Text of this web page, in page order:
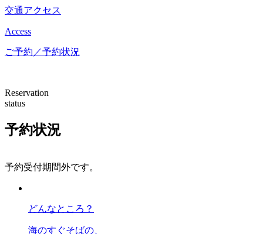
交通アクセス
Access
ご予約／予約状況
Reservation
status
予約状況
予約受付期間外です。
どんなところ？
海のすぐそばの、